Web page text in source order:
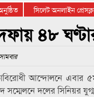
সিলেট অনলাইন
কানাইঘাটের কিশোর
৪৮
আন্দোলনে এবার
সম্মেলনে দলের সিনিয়র